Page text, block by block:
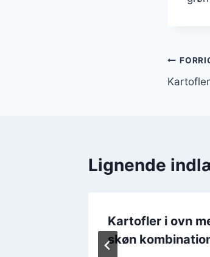
Lignende
Kartofler i ovn
skøn